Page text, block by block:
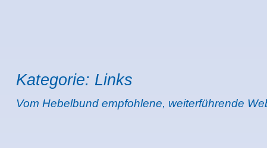
Kategorie: Links
Vom Hebelbund empfohlene, weiterführende